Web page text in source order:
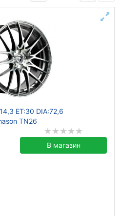
ET:30 DIA:72,6
TN26
В магазин
до
до